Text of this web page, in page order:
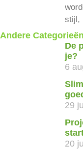
stijl,
Andere Categorieën
De
je?
6
29
20